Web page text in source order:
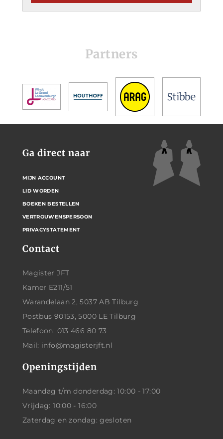
Partners
Contact
Magister JFT
Kamer E211/51
Warandelaan 2, 5037 AB Tilburg
Postbus 90153, 5000 LE Tilburg
Telefoon: 013 466 80 73
Mail: info@magisterjft.nl
Openingstijden
Maandag t/m donderdag: 10:00 - 17:00
Vrijdag: 10:00 - 16:00
Zaterdag en zondag: gesloten
Ga direct naar
MIJN ACCOUNT
LID WORDEN
BOEKEN BESTELLEN
VERTROUWENSPERSOON
PRIVACYSTATEMENT